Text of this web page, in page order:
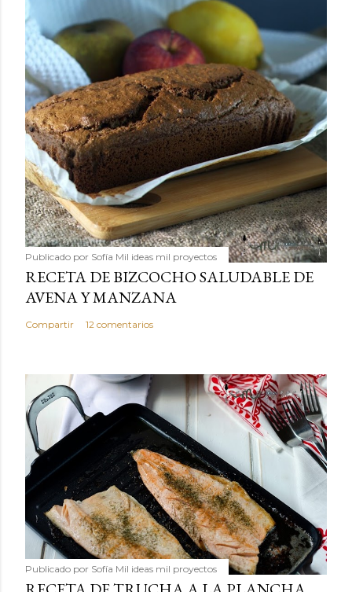
Publicado por Sofía Mil ideas mil proyectos
RECETA DE BIZCOCHO SALUDABLE DE
AVENA Y MANZANA
Compartir 12 comentarios
Publicado por Sofía Mil ideas mil proyectos